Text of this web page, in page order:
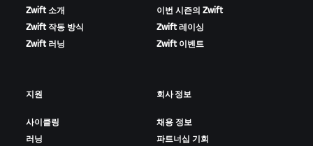
Zwift 소개
Zwift 작동 방식
Zwift 러닝
이번 시즌의 Zwift
Zwift 레이싱
Zwift 이벤트
지원
사이클링
러닝
회사 정보
채용 정보
파트너십 기회